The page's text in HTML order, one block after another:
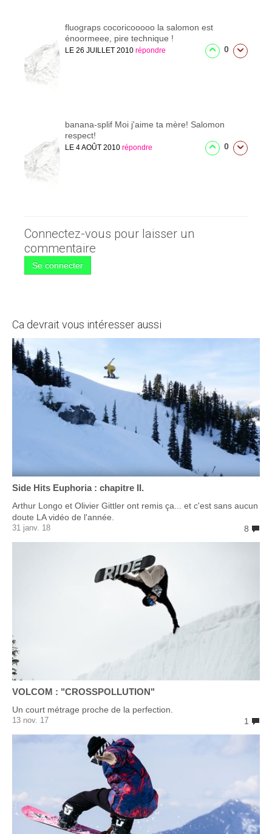
fluograps cocoricooooo la salomon est
énoormeee, pire technique !
LE 26 JUILLET 2010 répondre 0
banana-splif Moi j'aime ta mère! Salomon
respect!
LE 4 AOÛT 2010 répondre 0
Connectez-vous pour laisser un
commentaire
Se connecter
Ca devrait vous intéresser aussi
Side Hits Euphoria : chapitre II.
Arthur Longo et Olivier Gittler ont remis ça... et c'est sans aucun
doute LA vidéo de l'année.
8
31 janv. 18
VOLCOM : "CROSSPOLLUTION"
Un court métrage proche de la perfection.
1
13 nov. 17